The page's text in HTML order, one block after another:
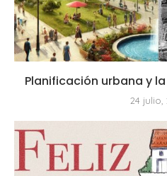
Planificación urbana y
24 julio,